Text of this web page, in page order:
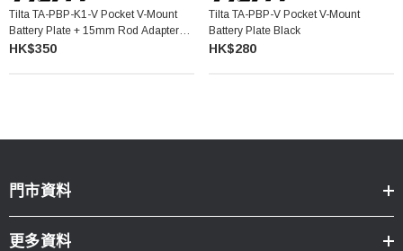
Tilta TA-PBP-K1-V Pocket V-Mount
Battery Plate + 15mm Rod Adapter
Black
HK$350
Tilta TA-PBP-V Pocket V-Mount
Battery Plate Black
HK$280
門市資料
更多資料